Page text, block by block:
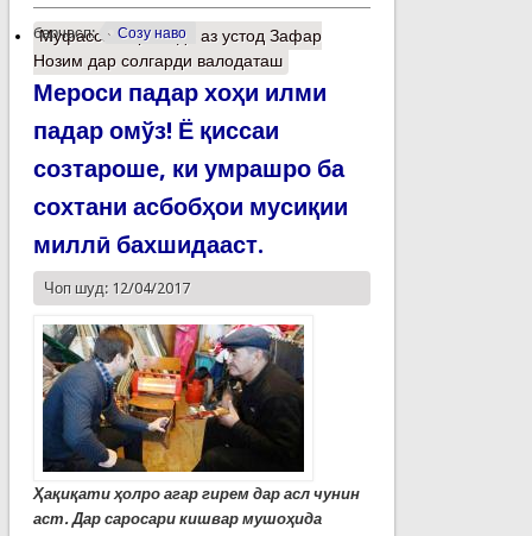
барчасп: Созу наво
Муфассалтаро Ёде аз устод Зафар
Нозим дар солгарди валодаташ
Мероси падар хоҳи илми
падар омўз! Ё қиссаи
созтароше, ки умрашро ба
сохтани асбобҳои мусиқии
миллӣ бахшидааст.
Чоп шуд: 12/04/2017
Ҳақиқати ҳолро агар гирем дар асл чунин
аст. Дар саросари кишвар мушоҳида